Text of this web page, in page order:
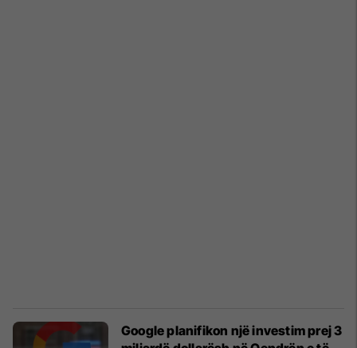
Google planifikon një investim prej 3